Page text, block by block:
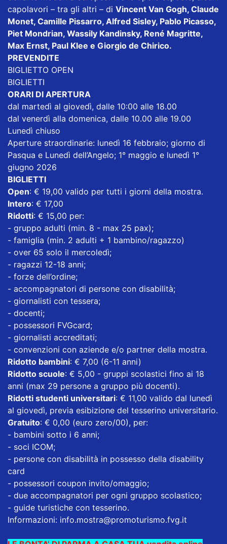
capolavori – tra gli altri – di Vincent Van Gogh, Claude
Monet, Camille Pissarro, Alfred Sisley, Pablo Picasso,
Piet Mondrian, Wassily Kandinsky, René Magritte,
Max Ernst, Paul Klee e Giorgio de Chirico.
PREVENDITE
BIGLIETTO OPEN
BIGLIETTI
ORARI DI APERTURA
dal martedì al giovedì, dalle 10:00 alle 18.00
dal venerdì alla domenica, dalle 10.00 alle 19.00
Lunedì chiuso
Aperture straordinarie: lunedì 16 febbraio; giorno di
Pasqua e Lunedì dell’Angelo; 1° maggio e lunedì 1°
giugno 2026
BIGLIETTI
Open: € 19,00 valido per tutti i giorni della mostra.
Intero: € 17,00
Ridotti: € 15,00 per:
- gruppo adulti (min. 8 - max 25 pax);
- famiglia (min. 2 adulti + 1 bambino/ragazzo)
- over 65 solo il mercoledì;
- ragazzi 12-18 anni;
- forze dell’ordine;
- accompagnatori di persone con disabilità;
- giornalisti con tessera;
- docenti;
- possessori FVGcard;
- giornalisti accreditati;
- convenzioni con aziende e/o partner della mostra.
Ridotto bambini: € 7,00 (6-11 anni)
Ridotto scuole: € 5,00 - gruppi scolastici fino ai 18
anni (max 29 persone a gruppo più docenti).
Ridotti studenti universitari: € 11,00 valido dal lunedì
al giovedì, previa esibizione del tesserino universitario.
Gratuito: € 0,00 (euro zero/00), per:
- bambini sotto i 6 anni;
- soci ICOM;
- persone con disabilità in possesso della disability
card
- possessori coupon invito/omaggio;
- due accompagnatori per ogni gruppo scolastico;
- guide turistiche con tesserino.
Informazioni: info.mostra@promoturismo.fvg.it